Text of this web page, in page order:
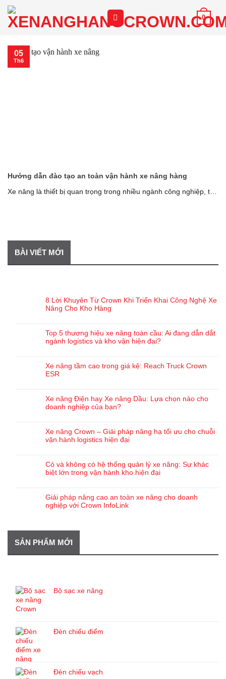
Chuyển
đến
dung
0
Hướng dẫn đào tạo an toàn vận hành xe nâng hàng
Xe nâng là thiết bị quan trọng trong nhiều ngành công nghiệp, tuy
05
Th6
BÀI VIẾT MỚI
8 Lời Khuyên Từ Crown Khi Triển Khai Công Nghệ Xe
Nâng Cho Kho Hàng
Top 5 thương hiệu xe nâng toàn cầu: Ai đang dẫn dắt
ngành logistics và kho vận hiện đại?
Xe nâng tầm cao trong giá kệ: Reach Truck Crown
ESR
Xe nâng Điện hay Xe nâng Dầu: Lựa chọn nào cho
doanh nghiệp của bạn?
Xe nâng Crown – Giải pháp nâng hạ tối ưu cho chuỗi
vận hành logistics hiện đại
Có và không có hệ thống quản lý xe nâng: Sự khác
biệt lớn trong vận hành kho hiện đại
Giải pháp nâng cao an toàn xe nâng cho doanh
nghiệp với Crown InfoLink
SẢN PHẨM MỚI
Bộ sạc xe nâng
Đèn chiếu điểm
Đèn chiếu vạch